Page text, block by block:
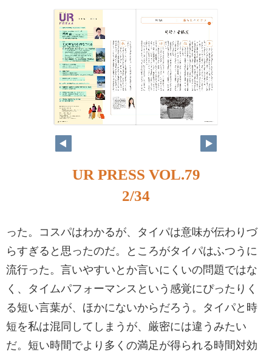
UR PRESS VOL.79
2/34
った。コスパはわかるが、タイパは意味が伝わりづ
らすぎると思ったのだ。ところがタイパはふつうに
流行った。言いやすいとか言いにくいの問題ではな
く、タイムパフォーマンスという感覚にぴったりく
る短い言葉が、ほかにないからだろう。タイパと時
短を私は混同してしまうが、厳密には違うみたい
だ。短い時間でより多くの満足が得られる時間対効